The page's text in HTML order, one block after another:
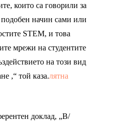
които са говорили за
подобен начин сами или
STEM, и това
мрежи на студентите
на този вид
,“ той каза.лятна
доклад, „В/